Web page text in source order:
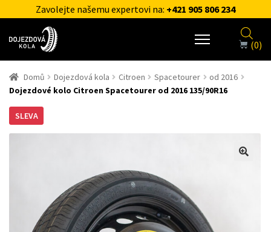
Zavolejte našemu expertovi na: +421 905 806 234
(0)
Domů Dojezdová kola Citroen Spacetourer
od 2016
Dojezdové kolo Citroen Spacetourer od 2016 135/90R16
SLEVA